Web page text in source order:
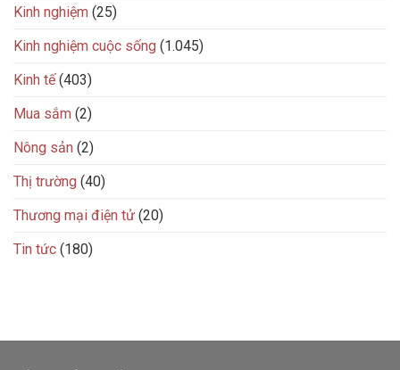
Kinh nghiệm (25)
Kinh nghiệm cuộc sống (1.045)
Kinh tế(403)
Mua sắm (2)
Nông sản (2)
Thị trường (40)
Thương mại điện tử (20)
Tin tức (180)